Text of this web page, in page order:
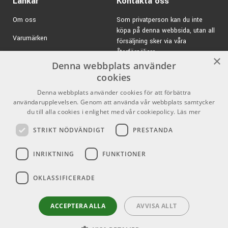
Om oss
Varumärken
Försäljningsvillkor
Inlogg för återförsäljare
Som privatperson kan du inte
köpa på denna webbsida, utan all
försäljning sker via våra
återförsäljare.
E-post:info@emnordic.se
Youtube
×
Denna webbplats använder
cookies
Denna webbplats använder cookies för att förbättra
användarupplevelsen. Genom att använda vår webbplats samtycker
du till alla cookies i enlighet med vår cookiepolicy. Läs mer
STRIKT NÖDVÄNDIGT PRESTANDA
INRIKTNING FUNKTIONER
OKLASSIFICERADE
ACCEPTERA ALLA AVVISA ALLT